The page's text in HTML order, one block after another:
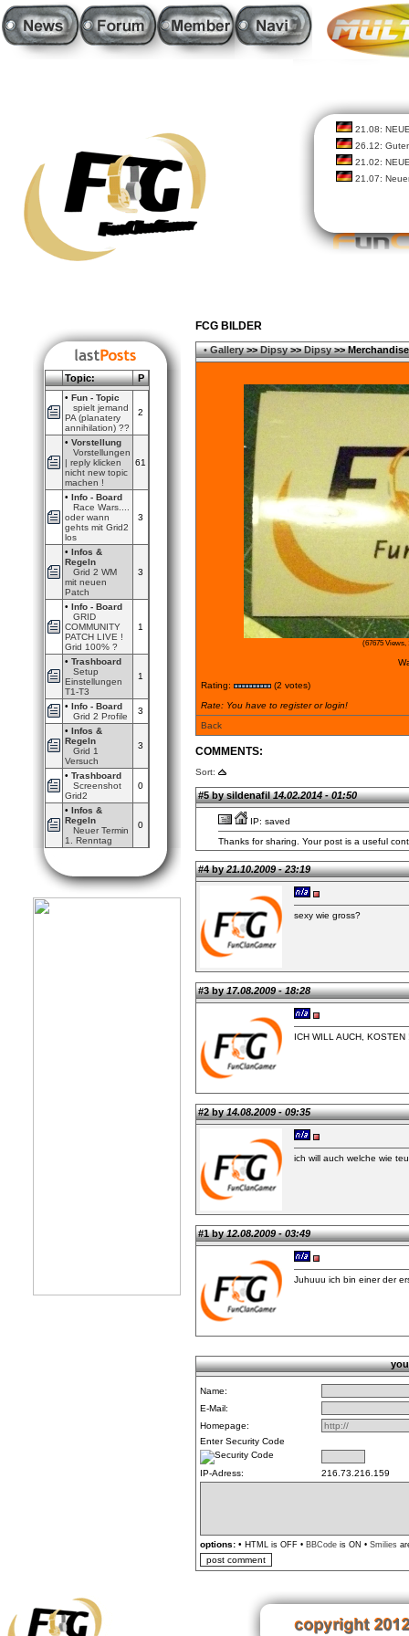
21.08:
26.12:
21.02:
21.07:
Topic: P
• Fun - Topic
spielt jemand
PA (planatery
annihilation) ??
2
• Vorstellung
Vorstellungen
| reply klicken
nicht new topic
machen !
61
• Info - Board
Race Wars....
oder wann
gehts mit Grid2
los
3
• Infos &
Regeln
Grid 2 WM
mit neuen
Patch
3
• Info - Board
GRID
COMMUNITY
PATCH LIVE !
Grid 100% ?
1
• Trashboard
Setup
Einstellungen
T1-T3
1
• Info - Board
Grid 2 Profile
3
• Infos &
Regeln
Grid 1
Versuch
3
• Trashboard
Screenshot
Grid2
0
• Infos &
Regeln
Neuer Termin
1. Renntag
0
FCG BILDER
•Gallery>>Dipsy>>Dipsy>> Merchandise
(67675 Views,
Rating:
(2 votes)
Rate: You have to register or login!
Back
COMMENTS:
Sort:
#5 by sildenafil14.02.2014 - 01:50
IP: saved
Thanks for sharing. Your post is a useful
#4 by21.10.2009 - 23:19
sexy wie gross?
#3 by17.08.2009 - 18:28
ICH WILL AUCH, KOSTEN
#2 by14.08.2009 - 09:35
ich will auch welche wie
#1 by12.08.2009 - 03:49
Juhuuu ich bin einer der
Name:
E-Mail:
Homepage:
Enter Security Code
IP-Adress: 216.73.216.159
options: • HTML is OFF • BBCode is ON • Smilies